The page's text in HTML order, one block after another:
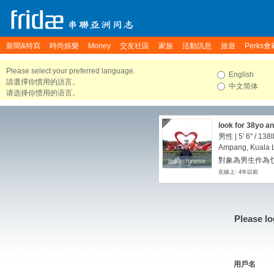
新聞&特寫 時尚娛樂 Money 交友社區 家族 活動訊息 旅遊 Perks會
Please select your preferred language.
請選擇你慣用的語言。
请选择你惯用的语言。
English
中文简体
mikechinese
mikechinese
look for 38yo
男性 | 5' 6" /
Ampang, Kuala
對象為男生作為
在線上: 4年以前
Please
用戶名